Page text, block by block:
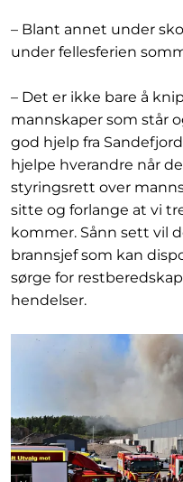
– Blant annet under
under fellesferien
– Det er ikke bare å
mannskaper som står
god hjelp fra
hjelpe hverandre når
styringsrett over
sitte og forlange at vi
kommer. Sånn sett vil
brannsjef som kan
sørge for
hendelser.